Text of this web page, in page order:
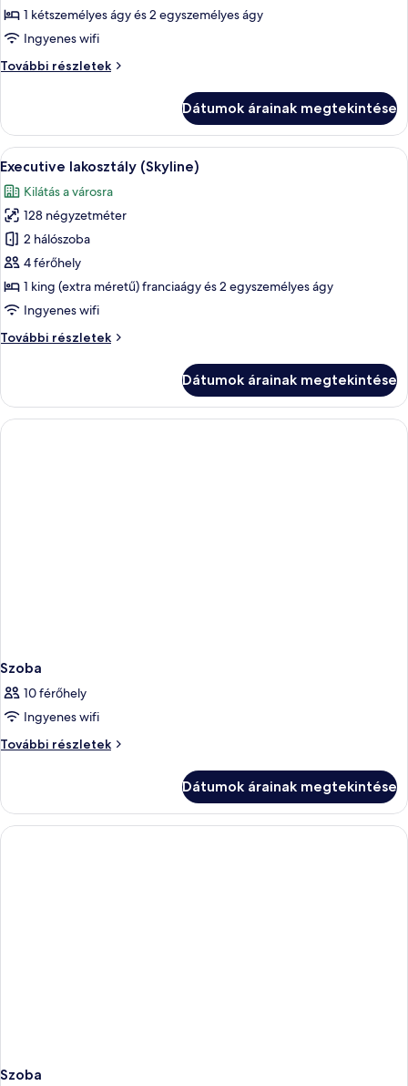
Luxus
apartman
(Skyline)
1 kétszemélyes ágy és 2 egyszemélyes ágy
Ingyenes wifi
További részletek
Luxus
részletei
Dátumok árainak megtekintése
A
következő
szoba
összes
képének
megtekintése:
Executive
lakosztály
(Skyline)
Egy modern nappali, fehér
43
Executive lakosztály (Skyline)
Kilátás a városra
128 négyzetméter
2 hálószoba
4 férőhely
1 king (extra méretű) franciaágy és 2 egyszemélyes ágy
Ingyenes wifi
További részletek
Executive
részletei
Dátumok árainak megtekintése
Szoba
10 férőhely
Ingyenes wifi
További részletek
Szoba
Dátumok árainak megtekintése
Szoba